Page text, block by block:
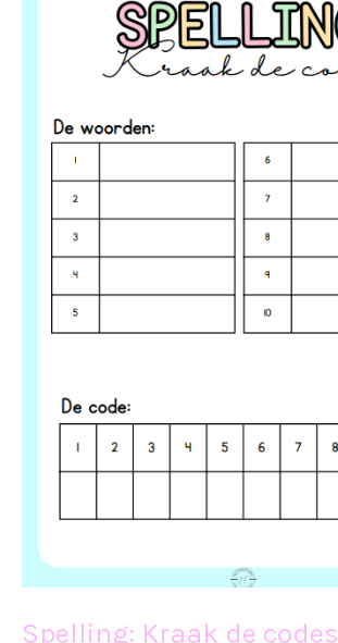
Spelling: Kraak de codes